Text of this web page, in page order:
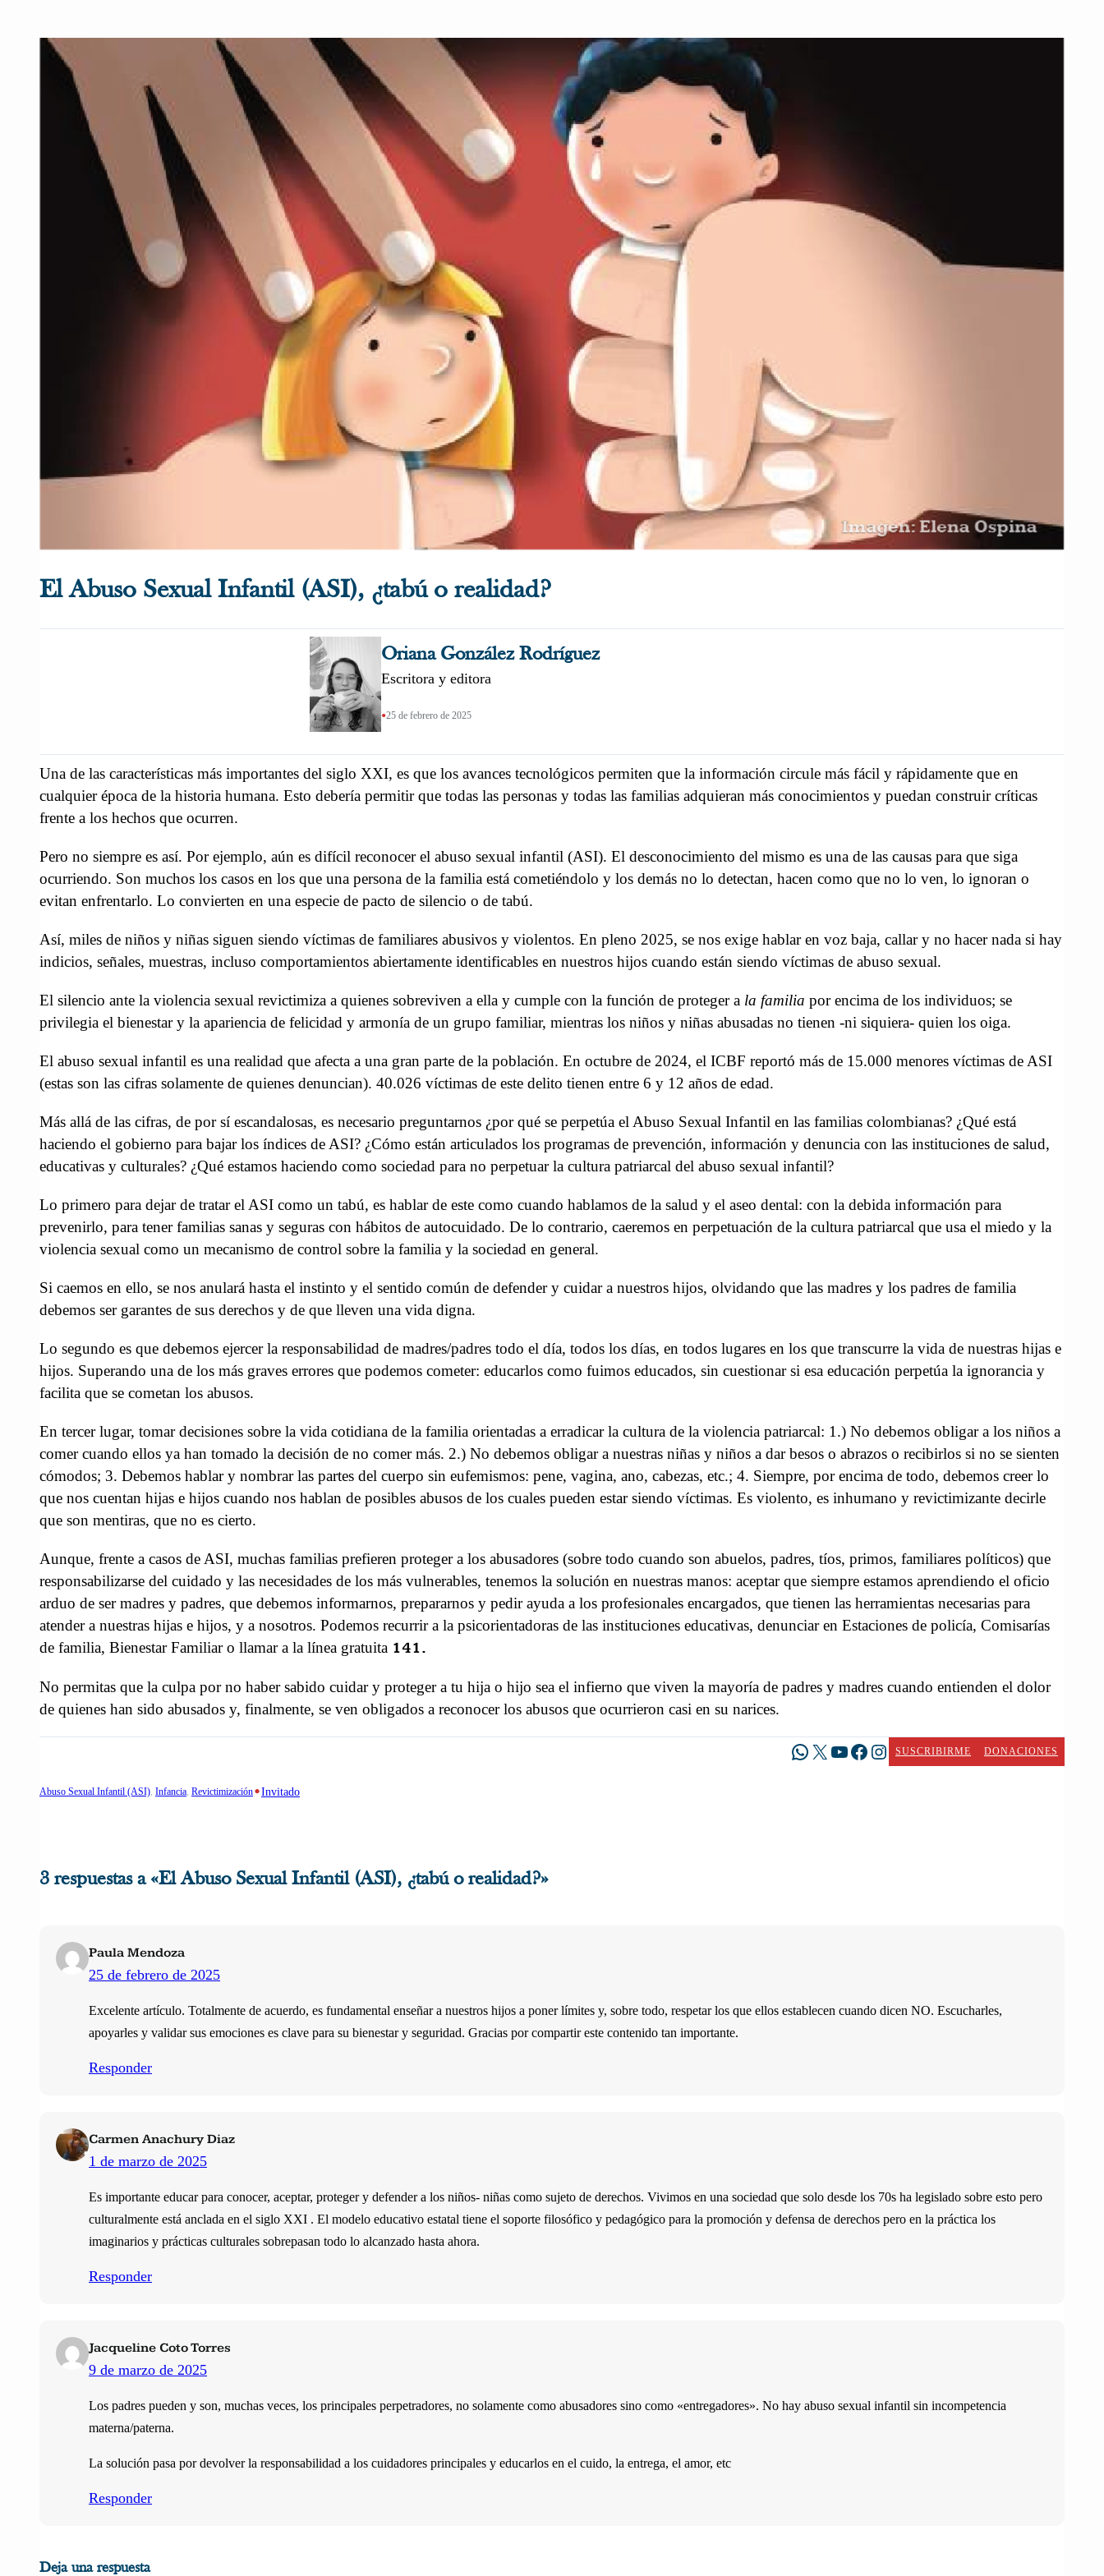
El Abuso Sexual Infantil (ASI), ¿tabú o realidad?
Oriana González Rodríguez
Escritora y editora
•25 de febrero de 2025
Una de las características más importantes del siglo XXI, es que los avances tecnológicos permiten que la información circule más fácil y rápidamente que en
cualquier época de la historia humana. Esto debería permitir que todas las personas y todas las familias adquieran más conocimientos y puedan construir críticas
frente a los hechos que ocurren.
Pero no siempre es así. Por ejemplo, aún es difícil reconocer el abuso sexual infantil (ASI). El desconocimiento del mismo es una de las causas para que siga
ocurriendo. Son muchos los casos en los que una persona de la familia está cometiéndolo y los demás no lo detectan, hacen como que no lo ven, lo ignoran o
evitan enfrentarlo. Lo convierten en una especie de pacto de silencio o de tabú.
Así, miles de niños y niñas siguen siendo víctimas de familiares abusivos y violentos. En pleno 2025, se nos exige hablar en voz baja, callar y no hacer nada si hay
indicios, señales, muestras, incluso comportamientos abiertamente identificables en nuestros hijos cuando están siendo víctimas de abuso sexual.
El silencio ante la violencia sexual revictimiza a quienes sobreviven a ella y cumple con la función de proteger a la familia por encima de los individuos; se
privilegia el bienestar y la apariencia de felicidad y armonía de un grupo familiar, mientras los niños y niñas abusadas no tienen -ni siquiera- quien los oiga.
El abuso sexual infantil es una realidad que afecta a una gran parte de la población. En octubre de 2024, el ICBF reportó más de 15.000 menores víctimas de ASI
(estas son las cifras solamente de quienes denuncian). 40.026 víctimas de este delito tienen entre 6 y 12 años de edad.
Más allá de las cifras, de por sí escandalosas, es necesario preguntarnos ¿por qué se perpetúa el Abuso Sexual Infantil en las familias colombianas? ¿Qué está
haciendo el gobierno para bajar los índices de ASI? ¿Cómo están articulados los programas de prevención, información y denuncia con las instituciones de salud,
educativas y culturales? ¿Qué estamos haciendo como sociedad para no perpetuar la cultura patriarcal del abuso sexual infantil?
Lo primero para dejar de tratar el ASI como un tabú, es hablar de este como cuando hablamos de la salud y el aseo dental: con la debida información para
prevenirlo, para tener familias sanas y seguras con hábitos de autocuidado. De lo contrario, caeremos en perpetuación de la cultura patriarcal que usa el miedo y la
violencia sexual como un mecanismo de control sobre la familia y la sociedad en general.
Si caemos en ello, se nos anulará hasta el instinto y el sentido común de defender y cuidar a nuestros hijos, olvidando que las madres y los padres de familia
debemos ser garantes de sus derechos y de que lleven una vida digna.
Lo segundo es que debemos ejercer la responsabilidad de madres/padres todo el día, todos los días, en todos lugares en los que transcurre la vida de nuestras hijas e
hijos. Superando una de los más graves errores que podemos cometer: educarlos como fuimos educados, sin cuestionar si esa educación perpetúa la ignorancia y
facilita que se cometan los abusos.
En tercer lugar, tomar decisiones sobre la vida cotidiana de la familia orientadas a erradicar la cultura de la violencia patriarcal: 1.) No debemos obligar a los niños a
comer cuando ellos ya han tomado la decisión de no comer más. 2.) No debemos obligar a nuestras niñas y niños a dar besos o abrazos o recibirlos si no se sienten
cómodos; 3. Debemos hablar y nombrar las partes del cuerpo sin eufemismos: pene, vagina, ano, cabezas, etc.; 4. Siempre, por encima de todo, debemos creer lo
que nos cuentan hijas e hijos cuando nos hablan de posibles abusos de los cuales pueden estar siendo víctimas. Es violento, es inhumano y revictimizante decirle
que son mentiras, que no es cierto.
Aunque, frente a casos de ASI, muchas familias prefieren proteger a los abusadores (sobre todo cuando son abuelos, padres, tíos, primos, familiares políticos) que
responsabilizarse del cuidado y las necesidades de los más vulnerables, tenemos la solución en nuestras manos: aceptar que siempre estamos aprendiendo el oficio
arduo de ser madres y padres, que debemos informarnos, prepararnos y pedir ayuda a los profesionales encargados, que tienen las herramientas necesarias para
atender a nuestras hijas e hijos, y a nosotros. Podemos recurrir a la psicorientadoras de las instituciones educativas, denunciar en Estaciones de policía, Comisarías
de familia, Bienestar Familiar o llamar a la línea gratuita 141.
No permitas que la culpa por no haber sabido cuidar y proteger a tu hija o hijo sea el infierno que viven la mayoría de padres y madres cuando entienden el dolor
de quienes han sido abusados y, finalmente, se ven obligados a reconocer los abusos que ocurrieron casi en su narices.
WhatsApp
X YouTube
Facebook
Instagram
SUSCRIBIRME DONACIONES
Abuso Sexual Infantil (ASI), Infancia, Revictimización•Invitado
3 respuestas a «El Abuso Sexual Infantil (ASI), ¿tabú o realidad?»
Paula Mendoza
25 de febrero de 2025
Excelente artículo. Totalmente de acuerdo, es fundamental enseñar a nuestros hijos a poner límites y, sobre todo, respetar los que ellos establecen cuando dicen NO. Escucharles,
apoyarles y validar sus emociones es clave para su bienestar y seguridad. Gracias por compartir este contenido tan importante.
Responder
Carmen Anachury Diaz
1 de marzo de 2025
Es importante educar para conocer, aceptar, proteger y defender a los niños- niñas como sujeto de derechos. Vivimos en una sociedad que solo desde los 70s ha legislado sobre esto pero
culturalmente está anclada en el siglo XXI . El modelo educativo estatal tiene el soporte filosófico y pedagógico para la promoción y defensa de derechos pero en la práctica los
imaginarios y prácticas culturales sobrepasan todo lo alcanzado hasta ahora.
Responder
Jacqueline Coto Torres
9 de marzo de 2025
Los padres pueden y son, muchas veces, los principales perpetradores, no solamente como abusadores sino como «entregadores». No hay abuso sexual infantil sin incompetencia
materna/paterna.
La solución pasa por devolver la responsabilidad a los cuidadores principales y educarlos en el cuido, la entrega, el amor, etc
Responder
Deja una respuesta